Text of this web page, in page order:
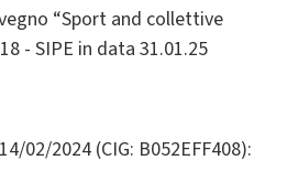
“Sport and collettive
- SIPE in data 31.01.25
02/2024 (CIG: B052EFF408):